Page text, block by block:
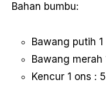
Bahan bumbu:
Bawang putih
Bawang merah
Kencur 1 ons :